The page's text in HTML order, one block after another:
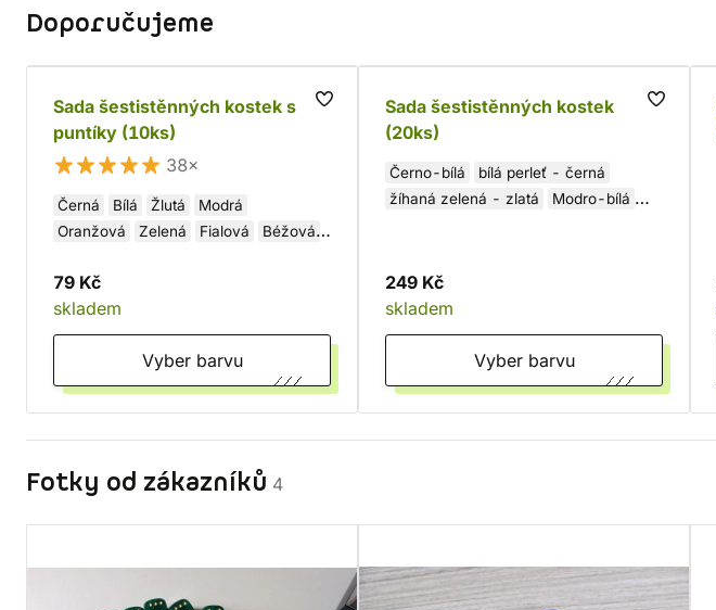
Doporučujeme
Sada šestistěnných kostek s
puntíky (10ks)
38×
Černá Bílá Žlutá
Modrá
Oranžová
Zelená Fialová
Béžová
79 Kč
skladem
Vyber barvu
Sada šestistěnných kostek
(20ks)
Černo-bílá
bílá perleť - černá
žíhaná zelená - zlatá
Modro-bílá
249 Kč
skladem
Vyber barvu
Fotky od zákazníků 4